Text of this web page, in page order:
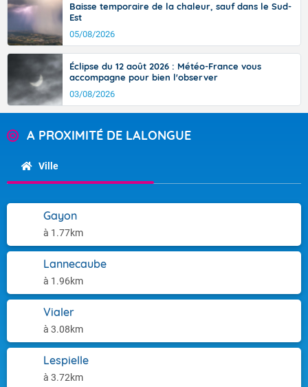
Baisse temporaire de la chaleur, sauf dans le Sud-
Est
05/08/2026
Éclipse du 12 août 2026 : Météo-France vous
accompagne pour bien l'observer
03/08/2026
A PROXIMITÉ DE LALONGUE
Ville
Gayon
à 1.77km
Lannecaube
à 1.96km
Vialer
à 3.08km
Lespielle
à 3.72km